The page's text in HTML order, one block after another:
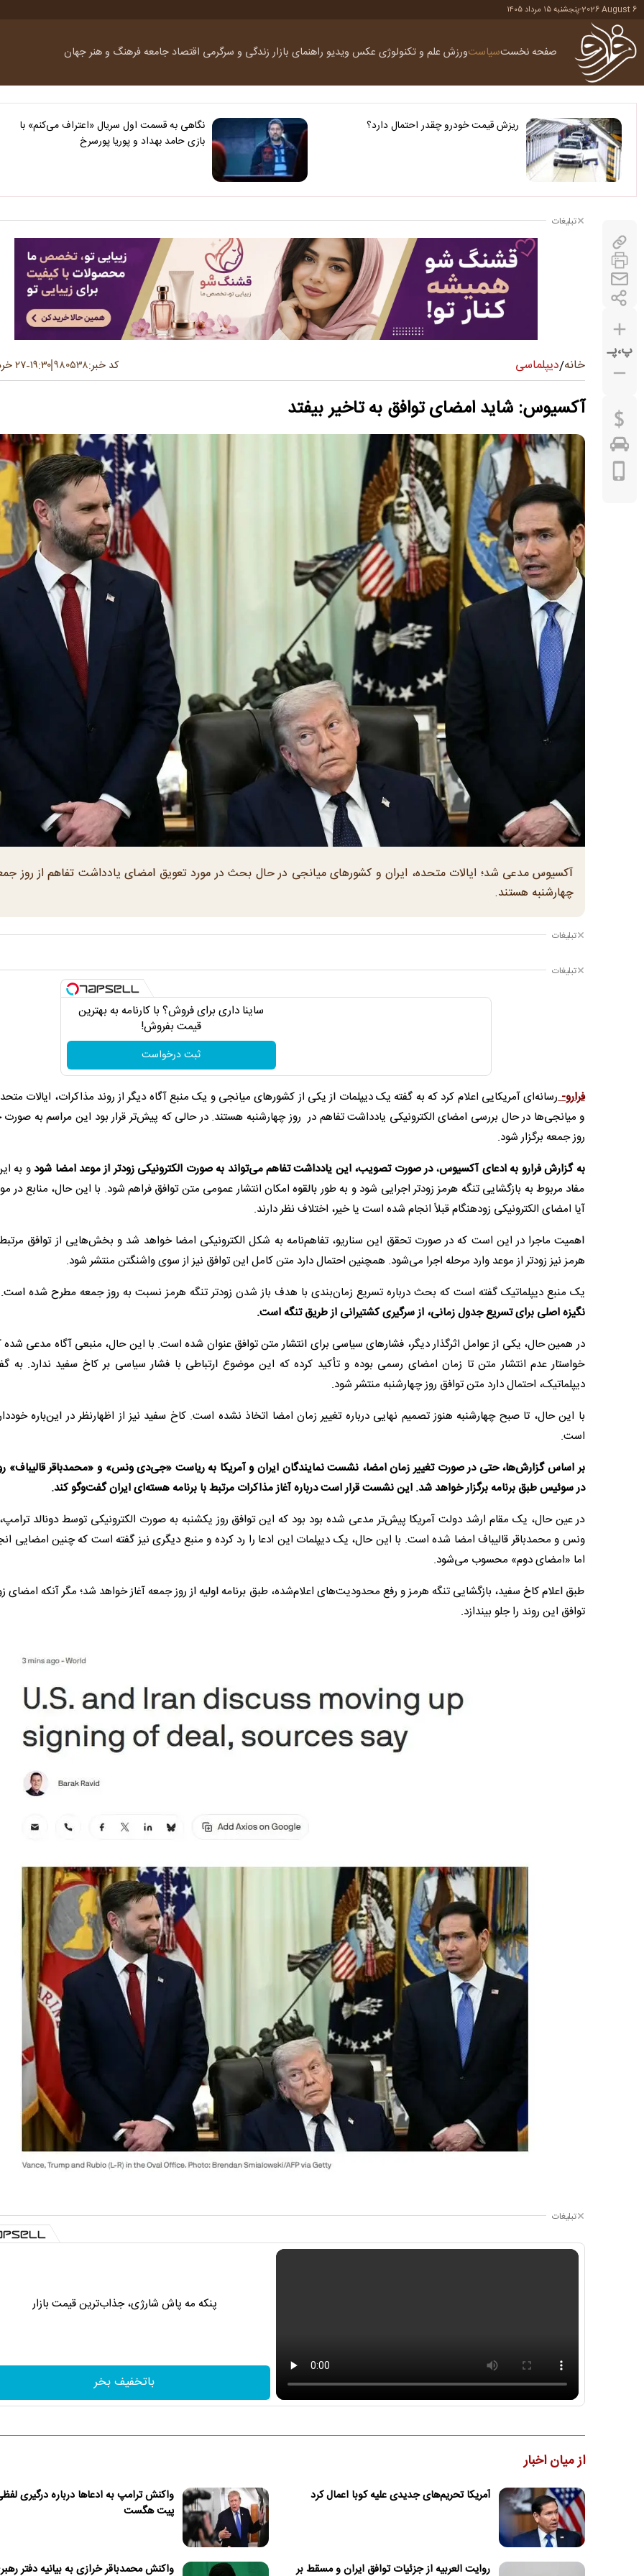
2026 August 6
-پنجشنبه ۱۵ مرداد ۱۴۰۵
صفحه نخستسیاستورزش علم و تکنولوژی عکس ویدیو راهنمای بازارزندگی و سرگرمی اقتصاد جامعهفرهنگ و هنرجهان
ریزش قیمت خودرو چقدر احتمال دارد؟
نگاهی به قسمت اول سریال «اعتراف می‌کنم» با
بازی حامد بهداد و پوریا پورسرخ
پ،پـ
تبلیغات
خانه/دیپلماسی کد خبر:۹۸۰۵۳۸۱۹:۳۰-۲۷ خرداد ۱۴۰۵
آکسیوس: شاید امضای توافق به تاخیر بیفتد
آکسیوس مدعی شد؛ ایالات متحده، ایران و کشورهای میانجی در حال بحث در مورد تعویق امضای یادداشت تفاهم از روز
چهارشنبه هستند.
تبلیغات
تبلیغات
ساینا داری برای فروش؟ با کارنامه به بهترین
قیمت بفروش!
ثبت درخواست
فرارو-رسانه‌ای آمریکایی اعلام کرد که به گفته یک دیپلمات از یکی از کشورهای میانجی و یک منبع آگاه دیگر از روند مذاکرات، ایالات
و میانجی‌ها در حال بررسی امضای الکترونیکی یادداشت تفاهم در روز چهارشنبه هستند. در حالی که پیش‌تر قرار بود این مراسم به
روز جمعه برگزار شود.
به گزارش فرارو به ادعای آکسیوس،در صورت تصویب، این یادداشت تفاهم می‌تواند به صورت الکترونیکی زودتر از موعد امضا شود و به
مفاد مربوط به بازگشایی تنگه هرمز زودتر اجرایی شود و به طور بالقوه امکان انتشار عمومی متن توافق فراهم شود. با این حال، منابع در
آیا امضای الکترونیکی زودهنگام قبلاً انجام شده است یا خیر، اختلاف نظر دارند.
اهمیت ماجرا در این است که در صورت تحقق این سناریو، تفاهم‌نامه به شکل الکترونیکی امضا خواهد شد و بخش‌هایی از توافق مرتبط
هرمز نیز زودتر از موعد وارد مرحله اجرا می‌شود. همچنین احتمال دارد متن کامل این توافق نیز از سوی واشنگتن منتشر شود.
یک منبع دیپلماتیک گفته است که بحث درباره تسریع زمان‌بندی با هدف باز شدن زودتر تنگه هرمز نسبت به روز جمعه مطرح شده است.
نگیزه اصلی برای تسریع جدول زمانی، از سرگیری کشتیرانی از طریق تنگه است.
در همین حال، یکی از عوامل اثرگذار دیگر، فشارهای سیاسی برای انتشار متن توافق عنوان شده است. با این حال، منبعی آگاه مدعی شده
خواستار عدم انتشار متن تا زمان امضای رسمی بوده و تأکید کرده که این موضوع ارتباطی با فشار سیاسی بر کاخ سفید ندارد. به
دیپلماتیک، احتمال دارد متن توافق روز چهارشنبه منتشر شود.
با این حال، تا صبح چهارشنبه هنوز تصمیم نهایی درباره تغییر زمان امضا اتخاذ نشده است. کاخ سفید نیز از اظهارنظر در این‌باره
است.
بر اساس گزارش‌ها، حتی در صورت تغییر زمان امضا، نشست نمایندگان ایران و آمریکا به ریاست «جی‌دی ونس» و «محمدباقر قالیباف»
در سوئیس طبق برنامه برگزار خواهد شد. این نشست قرار است درباره آغاز مذاکرات مرتبط با برنامه هسته‌ای ایران گفت‌وگو کند.
در عین حال، یک مقام ارشد دولت آمریکا پیش‌تر مدعی شده بود بود که این توافق روز یکشنبه به صورت الکترونیکی توسط دونالد
ونس و محمدباقر قالیباف امضا شده است. با این حال، یک دیپلمات این ادعا را رد کرده و منبع دیگری نیز گفته است که چنین امضایی
اما «امضای دوم» محسوب می‌شود.
طبق اعلام کاخ سفید، بازگشایی تنگه هرمز و رفع محدودیت‌های اعلام‌شده، طبق برنامه اولیه از روز جمعه آغاز خواهد شد؛ مگر آنکه امضای
توافق این روند را جلو بیندازد.
تبلیغات
پنکه مه پاش شارژی، جذاب‌ترین قیمت بازار
باتخفیف بخر
از میان اخبار
آمریکا تحریم‌های جدیدی علیه کوبا اعمال کرد
واکنش ترامپ به ادعاها درباره درگیری
پیت هگست
روایت العربیه از جزئیات توافق ایران و مسقط بر واکنش محمدباقر خرازی به بیانیه دفتر